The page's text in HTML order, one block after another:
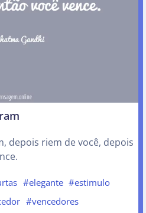
depois riem de você, depois
#elegante #estimulo
#vencedores